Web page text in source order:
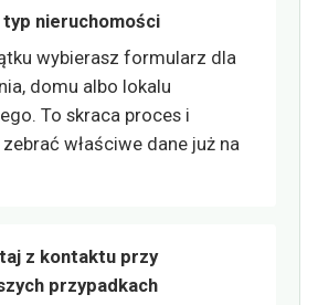
nieruchomości
wybierasz formularz dla
domu albo lokalu
To skraca proces i
właściwe dane już na
z kontaktu przy
przypadkach